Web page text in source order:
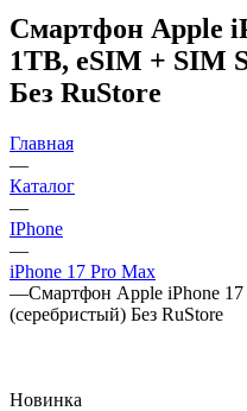
Смартфон Apple
1TB, eSIM + SIM
Без RuStore
Главная
—
Каталог
—
IPhone
—
iPhone 17 Pro Max
—Смартфон Apple iPhone
(серебристый) Без RuStore
Новинка